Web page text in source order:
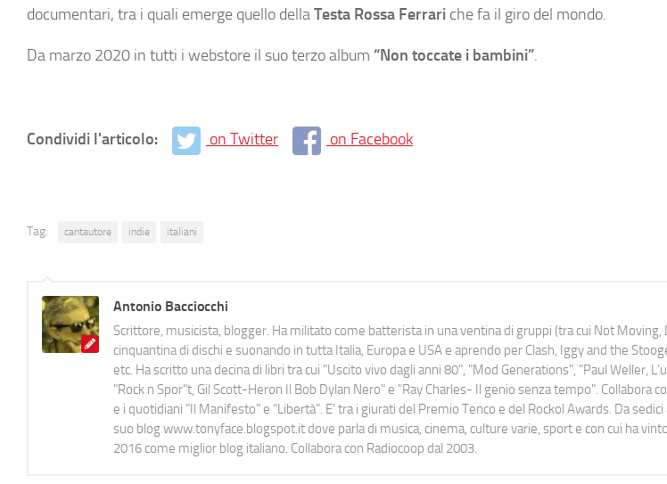
documentari, tra i quali emerge quello dellaTesta Rossa Ferrari che fa il giro del mondo.
Da marzo 2020 in tutti i webstore il suo terzo album “Non toccate i bambini”.
Condividi l'articolo: on Twitter on Facebook
Tag: cantautore indie italiani
Antonio Bacciocchi
Scrittore, musicista, blogger. Ha militato come batterista in una ventina di gruppi (tra cui Not Moving,
cinquantina di dischi e suonando in tutta Italia, Europa e USA e aprendo per Clash, Iggy and the
etc. Ha scritto una decina di libri tra cui "Uscito vivo dagli anni 80", "Mod Generations", "Paul Weller,
"Rock n Spor"t, Gil Scott-Heron Il Bob Dylan Nero" e "Ray Charles- Il genio senza tempo". Collabora
e i quotidiani “Il Manifesto” e “Libertà”. E' tra i giurati del Premio Tenco e del Rockol Awards. Da
suo blog www.tonyface.blogspot.it dove parla di musica, cinema, culture varie, sport e con cui ha
2016 come miglior blog italiano. Collabora con Radiocoop dal 2003.